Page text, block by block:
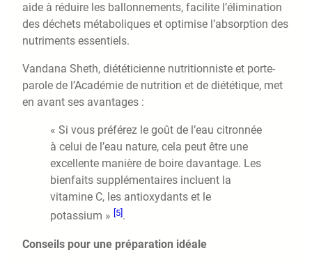
aide à réduire les ballonnements, facilite l’élimination
des déchets métaboliques et optimise l’absorption des
nutriments essentiels.
Vandana Sheth, diététicienne nutritionniste et porte-
parole de l’Académie de nutrition et de diététique, met
en avant ses avantages :
« Si vous préférez le goût de l’eau citronnée
à celui de l’eau nature, cela peut être une
excellente manière de boire davantage. Les
bienfaits supplémentaires incluent la
vitamine C, les antioxydants et le
potassium » [5].
Conseils pour une préparation idéale